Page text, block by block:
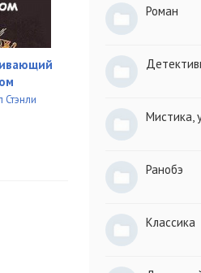
19:12
12:50
Стэнли
Роман
Мистика,
Ранобэ
Классика